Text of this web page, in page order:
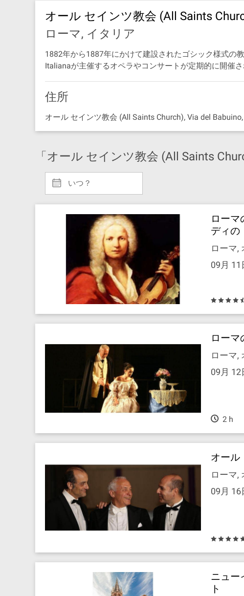
オール セインツ教会 (All Saints
ローマ, イタリア
1882年から1887年にかけて建設されたゴシック様式の
Italianaが主催するオペラやコンサートが定期的に開催さ
住所
オール セインツ教会 (All Saints Church), Via del
「オール セインツ教会 (All Saints
いつ？
ローマ
ディの
ローマ,
09月 11
ローマ
ローマ,
09月 12
2 h
オール
ローマ,
09月 16
ニュー
ト